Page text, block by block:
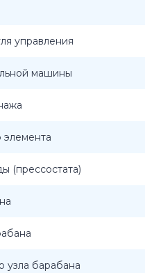
управления
машины
элемента
(прессостата)
узла барабана